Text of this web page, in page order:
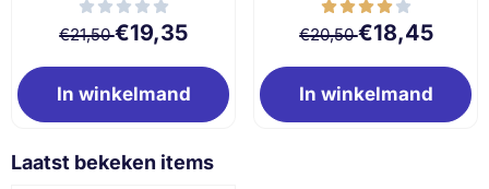
Van 21,50 voor 19,35
€21,50€19,35
In winkelmand
Van 20,50 voor
€20,50€18,45
In winkelmand
Laatst bekeken items